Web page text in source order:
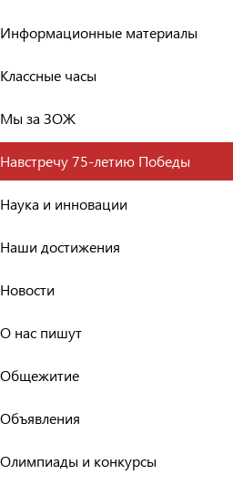
Информационные материалы
Классные часы
Мы за ЗОЖ
Навстречу 75-летию Победы
Наука и инновации
Наши достижения
Новости
О нас пишут
Общежитие
Объявления
Олимпиады и конкурсы